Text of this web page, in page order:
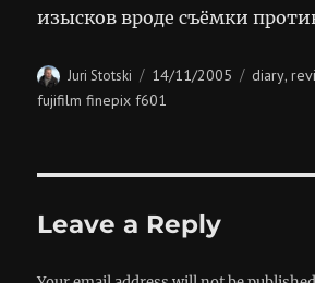
изысков вроде съёмки
Author
Juri Stotski
Posted
on
14/11/2005 diary,
fujifilm finepix f601
Leave a Reply